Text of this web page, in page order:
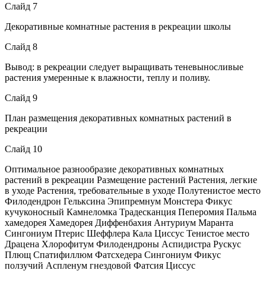
Слайд 7
Декоративные комнатные растения в рекреации школы
Слайд 8
Вывод: в рекреации следует выращивать теневыносливые
растения умеренные к влажности, теплу и поливу.
Слайд 9
План размещения декоративных комнатных растений в
рекреации
Слайд 10
Оптимальное разнообразие декоративных комнатных
растений в рекреации Размещение растений Растения, легкие
в уходе Растения, требовательные в уходе Полутенистое место
Филодендрон Гельксина Эпипремнум Монстера Фикус
кучуконосный Камнеломка Традесканция Пеперомия Пальма
хамедорея Хамедорея Диффенбахия Антуриум Маранта
Сингониум Птерис Шеффлера Кала Циссус Тенистое место
Драцена Хлорофитум Филодендроны Аспидистра Рускус
Плющ Спатифиллюм Фатсхедера Сингониум Фикус
ползучий Аспленум гнездовой Фатсия Циссус